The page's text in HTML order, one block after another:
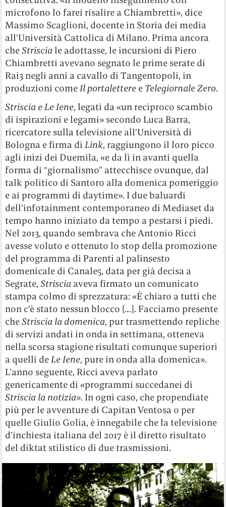
microfono lo farei risalire a Chiambretti», dice
Massimo Scaglioni, docente in Storia dei media
all’Università Cattolica di Milano. Prima ancora
cheStriscia le adottasse, le incursioni di Piero
Chiambretti avevano segnato le prime serate di
Rai3 negli anni a cavallo di Tangentopoli, in
produzioni comeIl portalettere e Telegiornale Zero.
Striscia e Le Iene, legati da «un reciproco scambio
di ispirazioni e legami» secondo Luca Barra,
ricercatore sulla televisione all’Università di
Bologna e firma diLink, raggiungono il loro picco
agli inizi dei Duemila, «e da lì in avanti quella
forma di “giornalismo” attecchisce ovunque, dal
talk politico di Santoro alla domenica pomeriggio
e ai programmi di daytime». I due baluardi
dell’infotainment contemporaneo di Mediaset da
tempo hanno iniziato da tempo a pestarsi i piedi.
Nel 2013, quando sembrava che Antonio Ricci
avesse voluto e ottenuto lo stop della promozione
del programma di Parenti al palinsesto
domenicale di Canale5, data per già decisa a
Segrate,Striscia aveva firmato un comunicato
stampa colmo di sprezzatura: «È chiaro a tutti che
non c’è stato nessun blocco […]. Facciamo presente
cheStriscia la domenica, pur trasmettendo repliche
di servizi andati in onda in settimana, otteneva
nella scorsa stagione risultati comunque superiori
a quelli deLe Iene, pure in onda alla domenica».
L’anno seguente, Ricci aveva parlato
genericamente di «programmi succedanei di
Striscia la notizia». In ogni caso, che propendiate
più per le avventure di Capitan Ventosa o per
quelle Giulio Golia, è innegabile che la televisione
d’inchiesta italiana del 2017 è il diretto risultato
del diktat stilistico di due trasmissioni.